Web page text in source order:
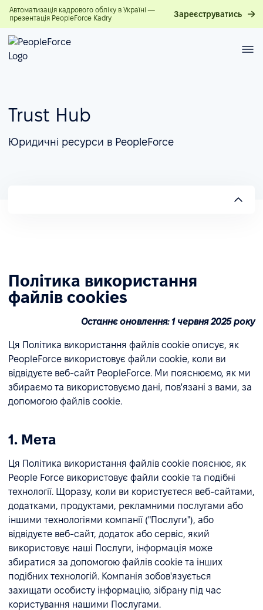
Автоматизація кадрового обліку в Україні —
презентація PeopleForce Kadry
Зареєструватись
Trust Hub
Юридичні ресурси в PeopleForce
Політика використання
файлів cookies
Останнє оновлення: 1 червня 2025 року
Ця Політика використання файлів cookie описує, як
PeopleForce використовує файли cookie, коли ви
відвідуєте веб-сайт PeopleForce. Ми пояснюємо, як ми
збираємо та використовуємо дані, пов'язані з вами, за
допомогою файлів cookie.
1. Мета
Ця Політика використання файлів cookie пояснює, як
People Force використовує файли cookie та подібні
технології. Щоразу, коли ви користуєтеся веб-сайтами,
додатками, продуктами, рекламними послугами або
іншими технологіями компанії ("Послуги"), або
відвідуєте веб-сайт, додаток або сервіс, який
використовує наші Послуги, інформація може
збиратися за допомогою файлів cookie та інших
подібних технологій. Компанія зобов'язується
захищати особисту інформацію, зібрану під час
користування нашими Послугами.